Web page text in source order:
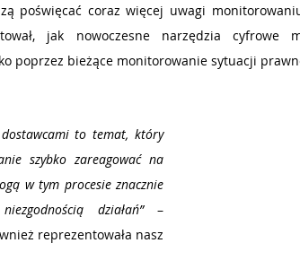
poświęcać coraz więcej uwagi
jak nowoczesne narzędzia cyfrowe
poprzez bieżące monitorowanie sytuacji
to temat, który
szybko zareagować na
w tym procesie znacznie
działań” –
reprezentowała nasz